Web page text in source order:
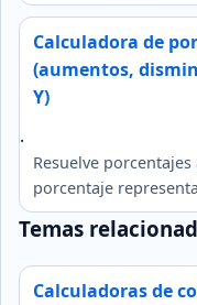
Calculadora de
(aumentos,
Y)
.
Resuelve
porcentaje
Temas
Calculadoras de